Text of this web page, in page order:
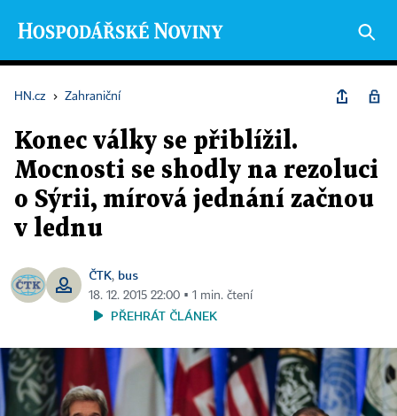
HN.cz › Zahraniční
Konec války se přiblížil.
Mocnosti se shodly na rezoluci
o Sýrii, mírová jednání začnou
v lednu
ČTK, bus
18. 12. 2015 22:00 ▪ 1 min. čtení
PŘEHRÁT ČLÁNEK